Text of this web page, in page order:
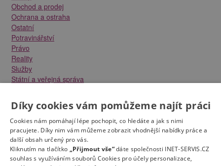
Obchod a prodej
Ochrana a ostraha
Ostatní
Potravinářství
Právo
Reality
Služby
Státní a veřejná správa
Strojírenství
Technika a elektrotechnika
Tvůrčí práce a design
Výroba
Vzdělávání a školství
Zdravotnictví
Zemědělství, lesnictví a vodní hospodářství
Díky cookies vám pomůžeme najít práci
Cookies nám pomáhají lépe pochopit, co hledáte a jak s nimi
pracujete. Díky nim vám můžeme zobrazit vhodnější nabídky práce a
další obsah určený pro vás.
Kliknutím na tlačítko „Přijmout vše“dáte společnosti INET-SERVIS.CZ
souhlas s využíváním souborů Cookies pro účely personalizace,